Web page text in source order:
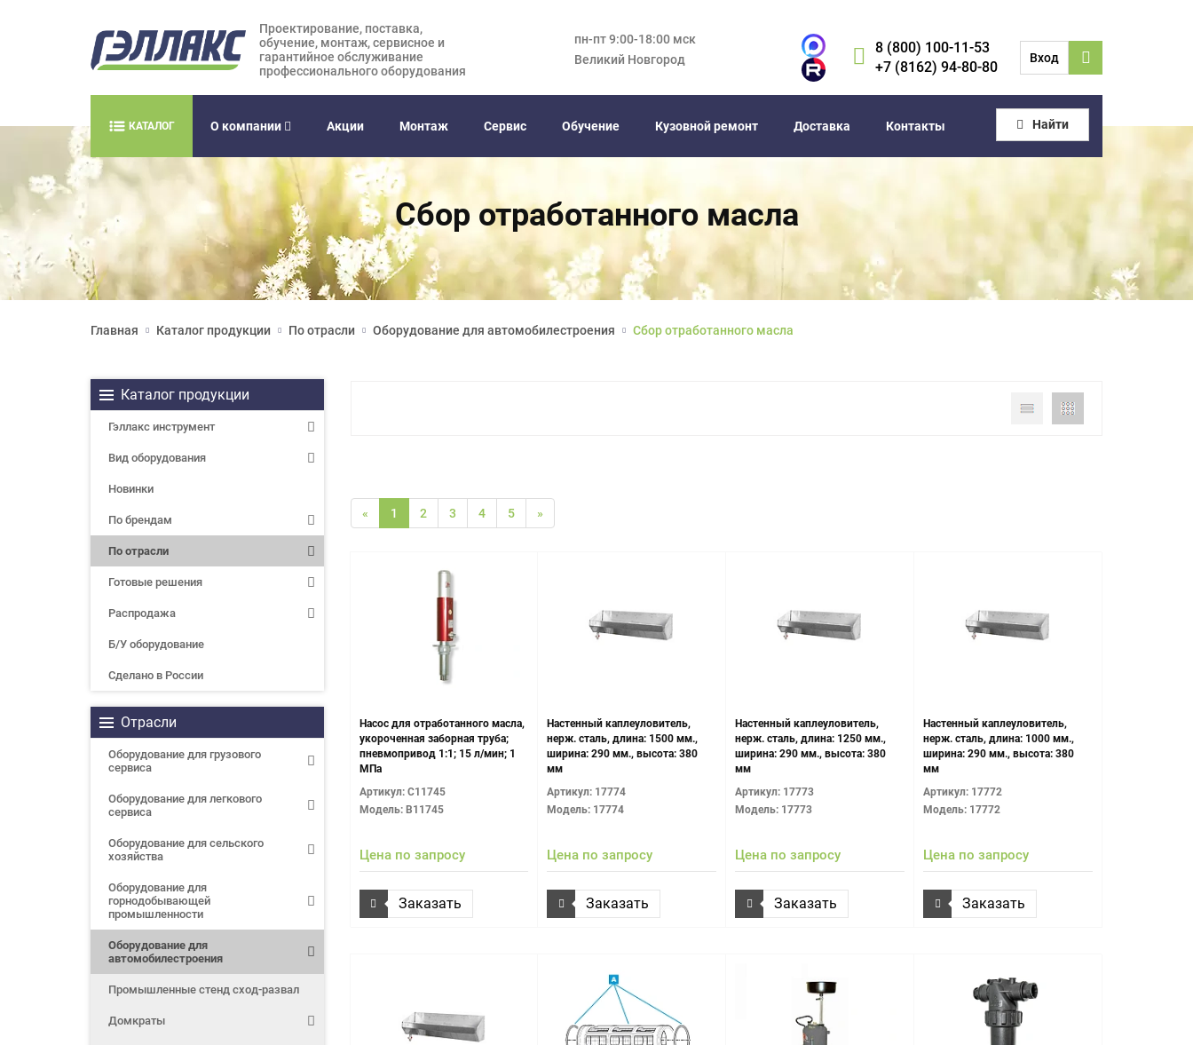
Проектирование, поставка,
обучение, монтаж, сервисное и
гарантийное обслуживание
профессионального оборудования
пн-пт 9:00-18:00 мск
Великий Новгород
8 (800) 100-11-53
+7 (8162) 94-80-80
Вход
КАТАЛОГ О компании Акции Монтаж Сервис Обучение Кузовной ремонт Доставка Контакты Найти
Сбор отработанного масла
Главная Каталог продукции По отрасли Оборудование для автомобилестроения Сбор отработанного масла
Каталог продукции
Гэллакс инструмент
Вид оборудования
Новинки
По брендам
По отрасли
Готовые решения
Распродажа
Б/У оборудование
Сделано в России
Отрасли
Оборудование для грузового
сервиса
Оборудование для легкового
сервиса
Оборудование для сельского
хозяйства
Оборудование для
горнодобывающей
промышленности
Оборудование для
автомобилестроения
Промышленные стенд сход-развал
Домкраты
« 1 2 3 4 5 »
Насос для отработанного масла,
укороченная заборная труба;
пневмопривод 1:1; 15 л/мин; 1
МПа
Артикул: C11745
Модель: B11745
Цена по запросу
Заказать
Настенный каплеуловитель,
нерж. сталь, длина: 1500 мм.,
ширина: 290 мм., высота: 380
мм
Артикул: 17774
Модель: 17774
Цена по запросу
Заказать
Настенный каплеуловитель,
нерж. сталь, длина: 1250 мм.,
ширина: 290 мм., высота: 380
мм
Артикул: 17773
Модель: 17773
Цена по запросу
Заказать
Настенный каплеуловитель,
нерж. сталь, длина: 1000 мм.,
ширина: 290 мм., высота: 380
мм
Артикул: 17772
Модель: 17772
Цена по запросу
Заказать